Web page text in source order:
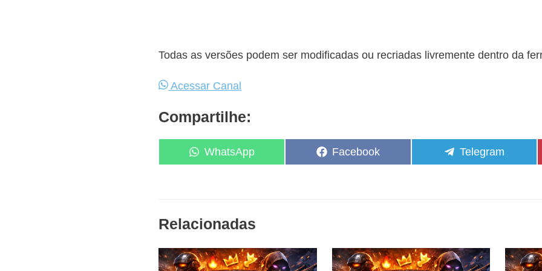
Todas as versões podem ser modificadas ou recriadas livremente dentro da
Acessar Canal
Compartilhe:
Share
on
WhatsApp
Share
on
Facebook
Share
on
Telegram
Relacionadas